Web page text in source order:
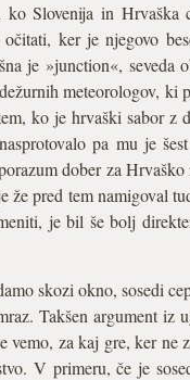
Slovenija in Hrvaška
ker je njegovo
je »junction«,
meteorologov, ki
ko je hrvaški sabor z
pa mu je
dober za
že pred tem namigoval
je bil še bolj
skozi okno, sosedi
Takšen argument
za kaj gre, ker ne
V primeru, če je